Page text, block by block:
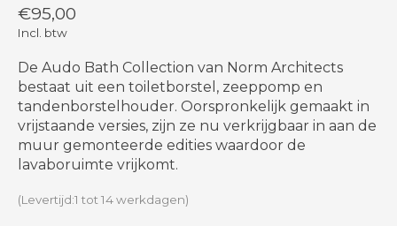
€95,00
Incl. btw
De Audo Bath Collection van Norm Architects
bestaat uit een toiletborstel, zeeppomp en
tandenborstelhouder. Oorspronkelijk gemaakt in
vrijstaande versies, zijn ze nu verkrijgbaar in aan de
muur gemonteerde edities waardoor de
lavaboruimte vrijkomt.
(Levertijd:1 tot 14 werkdagen)